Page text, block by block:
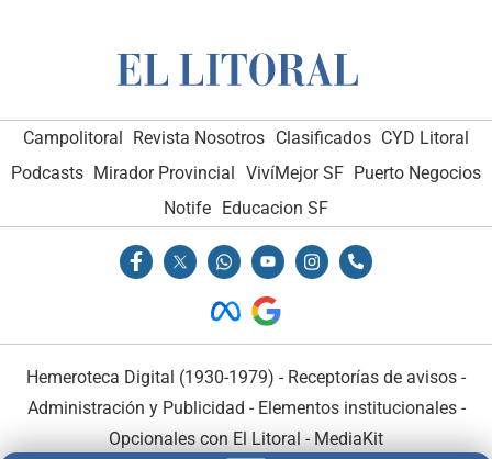
Campolitoral Revista Nosotros Clasificados CYD Litoral
Podcasts Mirador Provincial VivíMejor SF Puerto Negocios
Notife
Educacion SF
Hemeroteca Digital (1930-1979) - Receptorías de avisos -
Administración y Publicidad - Elementos institucionales-
Opcionales con El Litoral - MediaKit